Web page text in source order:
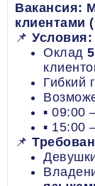
Вакансия:
клиентами
📌Условия:
Оклад
Гибкий
▪️ 09:00
▪️ 15:00
📌